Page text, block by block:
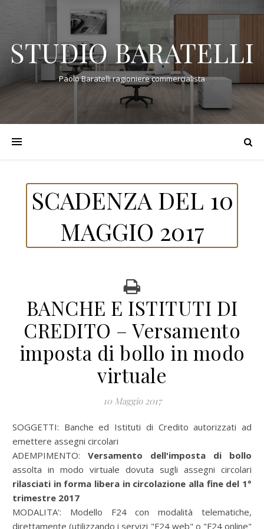
STUDIO BARATELLI
Paolo Baratelli ragioniere commercialista
SCADENZA DEL 10
MAGGIO 2017
BANCHE E ISTITUTI DI
CREDITO – Versamento
imposta di bollo in modo
virtuale
10 Maggio 2017
SOGGETTI: Banche ed Istituti di Credito autorizzati ad
emettere assegni circolari
ADEMPIMENTO: Versamento dell'imposta di bollo
assolta in modo virtuale dovuta sugli assegni circolari
rilasciati in forma libera in circolazione alla fine del 1°
trimestre 2017
MODALITA': Modello F24 con modalità telematiche,
direttamente (utilizzando i servizi "F24 web" o "F24 online"